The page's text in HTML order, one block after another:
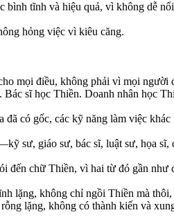
bình tĩnh và hiệu quả, vì không dễ
hỏng việc vì kiêu căng.
mọi điều, không phải vì mọi
Bác sĩ học Thiền. Doanh nhân học
có gốc, các kỹ năng làm việc
sư, giáo sư, bác sĩ, luật sư, họa
đến chữ Thiền, vì hai từ đó gần
lặng, không chỉ ngồi Thiền mà
lặng, không có thành kiến và